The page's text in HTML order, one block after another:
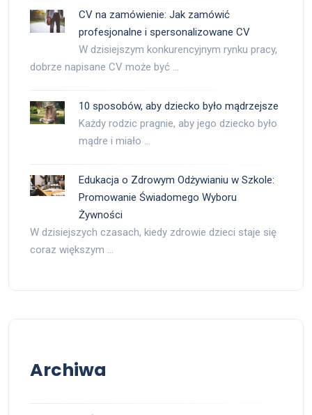
CV na zamówienie: Jak zamówić
profesjonalne i spersonalizowane CV
W dzisiejszym konkurencyjnym rynku pracy,
dobrze napisane CV może być …
10 sposobów, aby dziecko było mądrzejsze
Każdy rodzic pragnie, aby jego dziecko było
mądre i miało …
Edukacja o Zdrowym Odżywianiu w Szkole:
Promowanie Świadomego Wyboru
Żywności
W dzisiejszych czasach, kiedy zdrowie dzieci staje się
coraz większym …
Archiwa